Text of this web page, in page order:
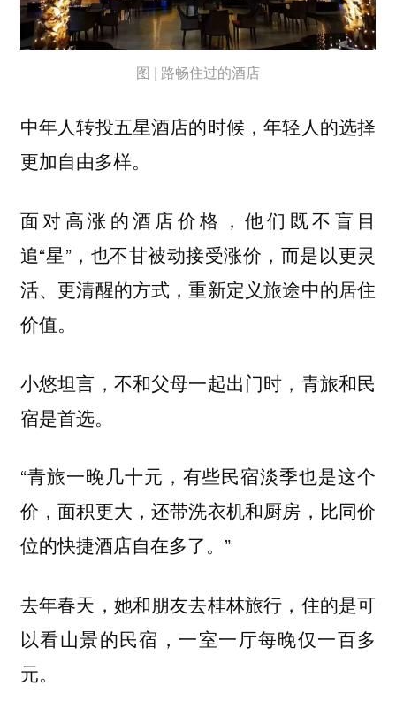
图 | 路畅住过的酒店
中年人转投五星酒店的时候，年轻人的选择
更加自由多样。
面对高涨的酒店价格，他们既不盲目
追“星”，也不甘被动接受涨价，而是以更灵
活、更清醒的方式，重新定义旅途中的居住
价值。
小悠坦言，不和父母一起出门时，青旅和民
宿是首选。
“青旅一晚几十元，有些民宿淡季也是这个
价，面积更大，还带洗衣机和厨房，比同价
位的快捷酒店自在多了。”
去年春天，她和朋友去桂林旅行，住的是可
以看山景的民宿，一室一厅每晚仅一百多
元。